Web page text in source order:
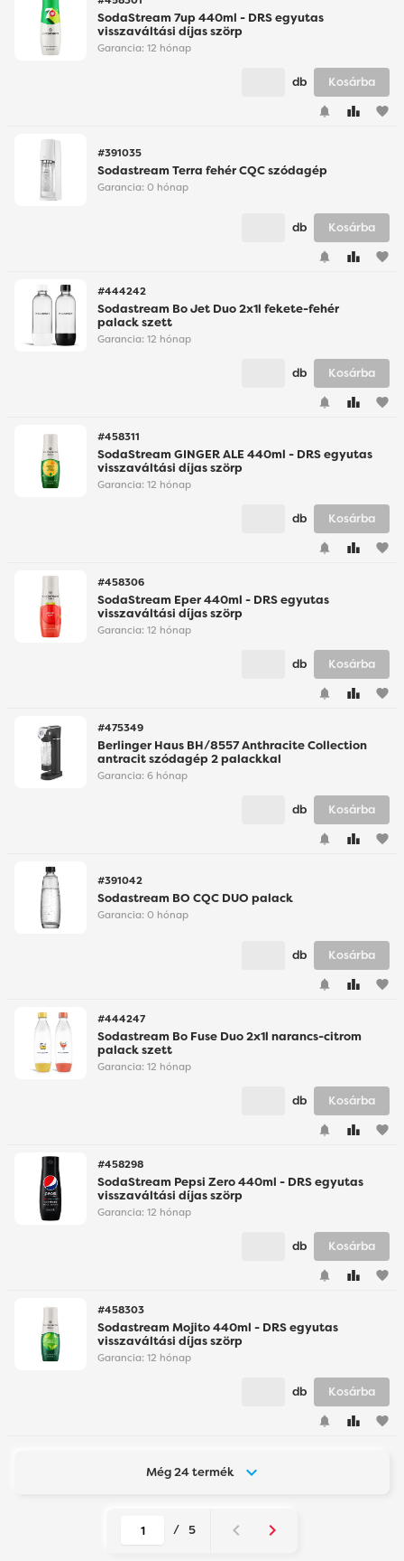
SodaStream 7up 440ml - DRS egyutas
visszaváltási díjas szörp
Garancia: 12 hónap
favorite
db Kosárba
#391035
Sodastream Terra fehér CQC szódagép
Garancia: 0 hónap
favorite
db Kosárba
#444242
Sodastream Bo Jet Duo 2x1l fekete-fehér
palack szett
Garancia: 12 hónap
favorite
db Kosárba
#458311
SodaStream GINGER ALE 440ml - DRS egyutas
visszaváltási díjas szörp
Garancia: 12 hónap
favorite
db Kosárba
#458306
SodaStream Eper 440ml - DRS egyutas
visszaváltási díjas szörp
Garancia: 12 hónap
favorite
db Kosárba
#475349
Berlinger Haus BH/8557 Anthracite Collection
antracit szódagép 2 palackkal
Garancia: 6 hónap
favorite
db Kosárba
#391042
Sodastream BO CQC DUO palack
Garancia: 0 hónap
favorite
db Kosárba
#444247
Sodastream Bo Fuse Duo 2x1l narancs-citrom
palack szett
Garancia: 12 hónap
favorite
db Kosárba
#458298
SodaStream Pepsi Zero 440ml - DRS egyutas
visszaváltási díjas szörp
Garancia: 12 hónap
favorite
db Kosárba
#458303
Sodastream Mojito 440ml - DRS egyutas
visszaváltási díjas szörp
Garancia: 12 hónap
favorite
db Kosárba
Még 24 termék
/ 5